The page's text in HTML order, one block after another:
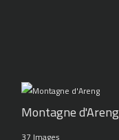
Montagne d'Areng
37 Images